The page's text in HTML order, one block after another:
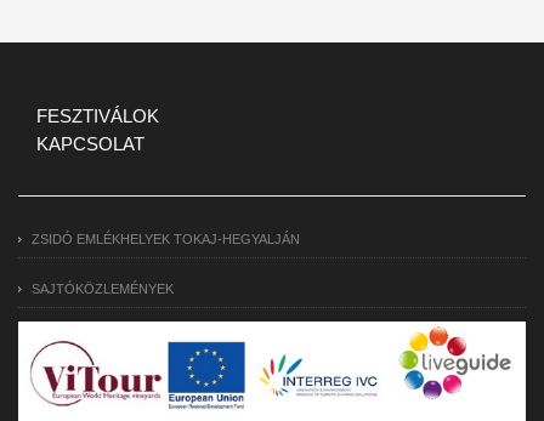
FESZTIVÁLOK
KAPCSOLAT
ZSIDÓ EMLÉKHELYEK TOKAJ-HEGYALJÁN
SAJTÓKÖZLEMÉNYEK